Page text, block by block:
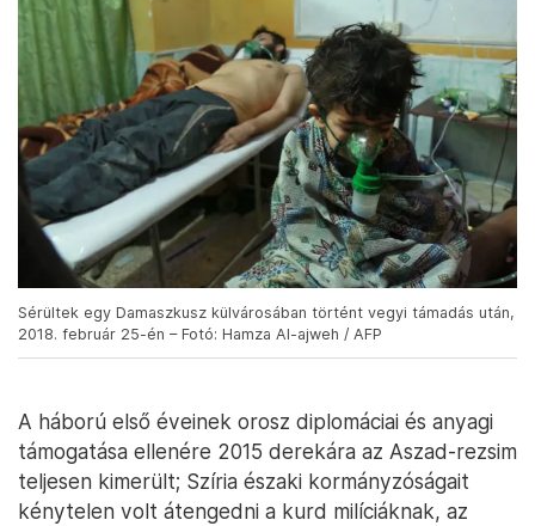
Sérültek egy Damaszkusz külvárosában történt vegyi támadás után,
2018. február 25-én – Fotó: Hamza Al-ajweh / AFP
A háború első éveinek orosz diplomáciai és anyagi
támogatása ellenére 2015 derekára az Aszad-rezsim
teljesen kimerült; Szíria északi kormányzóságait
kénytelen volt átengedni a kurd milíciáknak, az